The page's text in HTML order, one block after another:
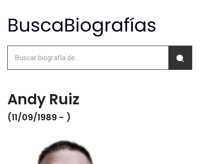
Andy Ruiz
(11/09/1989 - )